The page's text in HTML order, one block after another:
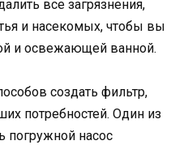
все загрязнения,
и насекомых, чтобы вы
и освежающей ванной.
создать фильтр,
потребностей. Один из
погружной насос